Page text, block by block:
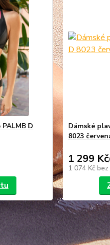
D
Dámské
8023
1 299 Kč/
1 074 Kč bez